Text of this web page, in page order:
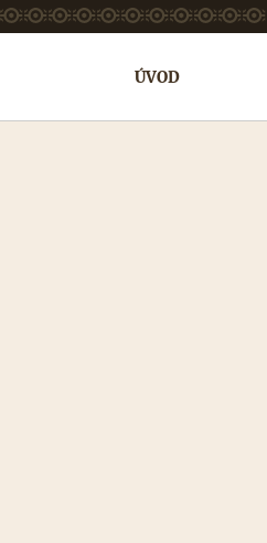
ÚVOD